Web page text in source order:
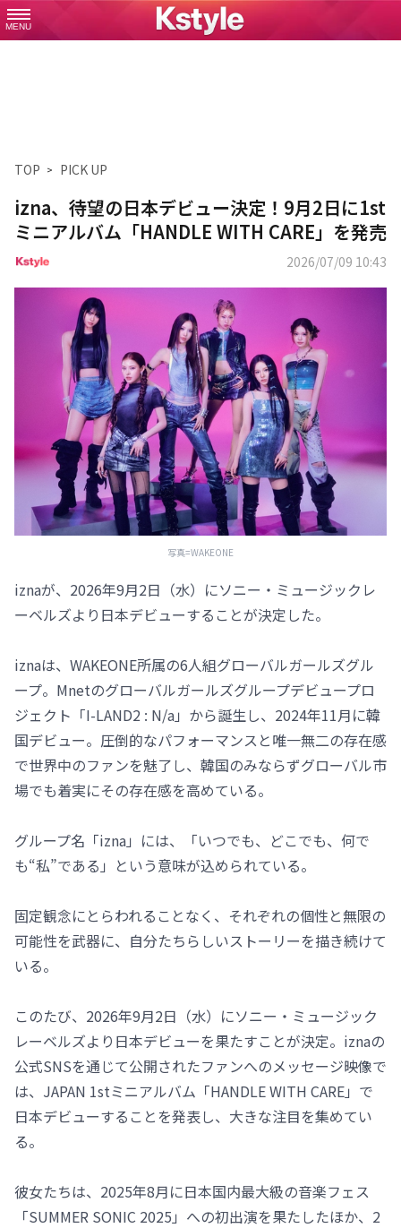
MENU
TOP PICK UP
izna、待望の日本デビュー決定！9月2日に1st
ミニアルバム「HANDLE WITH CARE」を発売
2026/07/09 10:43
写真=WAKEONE
iznaが、2026年9月2日（水）にソニー・ミュージックレ
ーベルズより日本デビューすることが決定した。
iznaは、WAKEONE所属の6人組グローバルガールズグル
ープ。Mnetのグローバルガールズグループデビュープロ
ジェクト「I-LAND2 : N/a」から誕生し、2024年11月に韓
国デビュー。圧倒的なパフォーマンスと唯一無二の存在感
で世界中のファンを魅了し、韓国のみならずグローバル市
場でも着実にその存在感を高めている。
グループ名「izna」には、「いつでも、どこでも、何で
も“私”である」という意味が込められている。
固定観念にとらわれることなく、それぞれの個性と無限の
可能性を武器に、自分たちらしいストーリーを描き続けて
いる。
このたび、2026年9月2日（水）にソニー・ミュージック
レーベルズより日本デビューを果たすことが決定。iznaの
公式SNSを通じて公開されたファンへのメッセージ映像で
は、JAPAN 1stミニアルバム「HANDLE WITH CARE」で
日本デビューすることを発表し、大きな注目を集めてい
る。
彼女たちは、2025年8月に日本国内最大級の音楽フェス
「SUMMER SONIC 2025」への初出演を果たしたほか、2